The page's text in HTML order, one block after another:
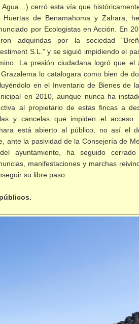
Agua…) cerró esta vía que
Huertas de Benamahoma y Zahara,
por Ecologistas en Acción. En
adquiridas por la sociedad
S.L." y se siguió impidiendo el
La presión ciudadana logró que el
lo catalogara como bien de
en el Inventario de Bienes de
en 2010, aunque nunca ha
al propietario de estas fincas a
y cancelas que impiden el
está abierto al público, no así el
ante la pasividad de la Consejería de
ayuntamiento, ha seguido
manifestaciones y marchas
su libre paso.